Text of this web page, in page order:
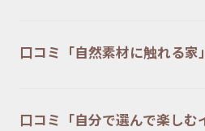
口コミ「自然素材に触れる家」
口コミ「自分で選んで楽しむ